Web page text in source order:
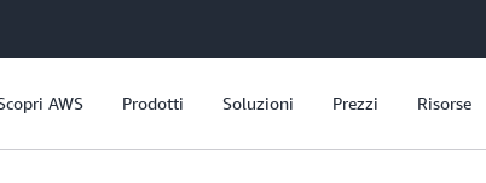
AWS Prodotti Soluzioni Prezzi Risorse